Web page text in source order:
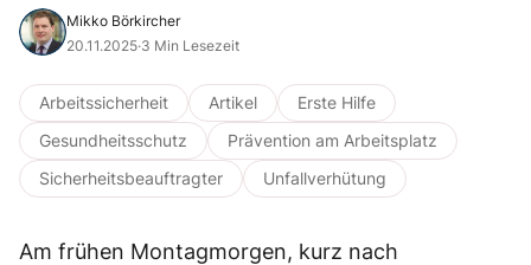
Mikko Börkircher
20.11.2025·3 Min Lesezeit
Arbeitssicherheit Artikel
Erste Hilfe
Gesundheitsschutz
Prävention am Arbeitsplatz
Sicherheitsbeauftragter
Unfallverhütung
Am frühen Montagmorgen, kurz nach